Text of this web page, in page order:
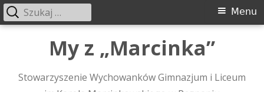
My z „Marcinka”
Stowarzyszenie Wychowanków Gimnazjum i Liceum
Menu
główne
Menu
Szukaj: